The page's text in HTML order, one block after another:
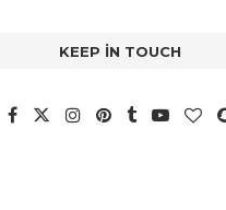
KEEP IN TOUCH